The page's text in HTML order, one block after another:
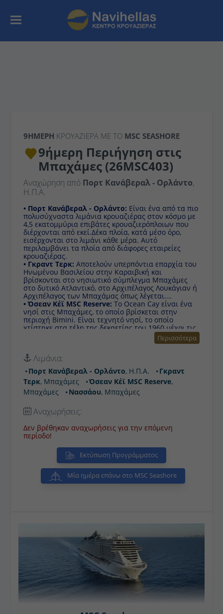
9ΉΜΕΡΗ ΚΡΟΥΑΖΙΕΡΑ ΜΕ ΤΟMSC SEASHORE
9ήμερη Περιήγηση στις
Μπαχάμες (26MSC403)
Αναχώρηση απόΠορτ Κανάβεραλ - Ορλάντο,
Η.Π.Α.
• Πορτ Κανάβεραλ - Ορλάντο:Είναι ένα από τα πιο
πολυσύχναστα λιμάνια κρουαζιέρας στον κόσμο με 4,5
εκατομμύρια επιβάτες κρουαζιερόπλοιων που
διέρχονται από εκεί.Δέκα πλοία, κατά μέσο όρο,
εισέρχονται στο λιμάνι κάθε μέρα. Αυτό περιλαμβάνει τα
πλοία από διάφορες εταιρείες κρουαζιέρας.
• Γκραντ Τερκ:
Ηνωμένου Βασιλείου στην Καραιβική και βρίσκονται στο
νησιωτικό σύμπλεγμα Μπαχάμες στο δυτικό Ατλαντικό,
στο Αρχιπέλαγος Λουκάγιαν ή Αρχιπέλαγος των
Μπαχάμας όπως λέγεται.
• Όσεαν Κέϊ MSC Reserve:Το Ocean Cay είναι ένα
νησί στις Μπαχάμες, το οποίο βρίσκεται στην περιοχή
Bimini. Είναι τεχνητό νησί, το οποίο χτίστηκε στα τέλη
της δεκαετίας του 1960 μέχρι τις αρχές της δεκαετίας
του 1970 και χρησιμοποιήθηκε ως βιομηχανικός χώρος
εκχύλισης άμμου. Η προβλήτα ανακατασκευάστηκε ως
ιδιωτικό νησί, για να χρησιμοποιηθεί από τις
• Νασσάου:
θέρετρα, ξενοδοχεία, εστιατόρια, καταστήματα,
νυχτερινή ζωή, ένα γήπεδο γκολφ, ένα ενυδρείο και ένα
καζίνο. Πήρε το όνομά της προς τιμήν του William III
της Αγγλίας, Πρίγκιπα του Orange-Nassau, που πήρε
Περισσότερα
Λιμάνια:
Πορτ Κανάβεραλ - Ορλάντο, Η.Π.Α.
Γκραντ
Τερκ, Μπαχάμες Όσεαν Κέϊ MSC Reserve,
Μπαχάμες
Νασσάου, Μπαχάμες
Αναχωρήσεις:
Δεν βρέθηκαν αναχωρήσεις για την επόμενη περίοδο!
Εκτύπωση Προγράμματος
Μία ημέρα επάνω στο MSC Seashore